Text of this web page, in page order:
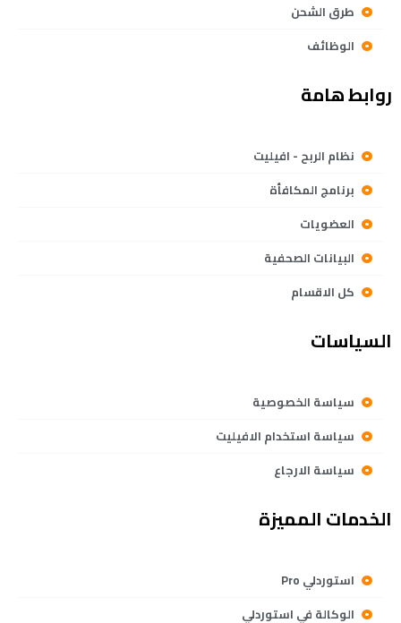
طرق الشحن
الوظائف
روابط هامة
نظام الربح - افيليت
برنامج المكافأة
العضويات
البيانات الصحفية
كل الاقسام
السياسات
سياسة الخصوصية
سياسة استخدام الافيليت
سياسة الارجاع
الخدمات المميزة
استوردلي Pro
الوكالة في استوردلي